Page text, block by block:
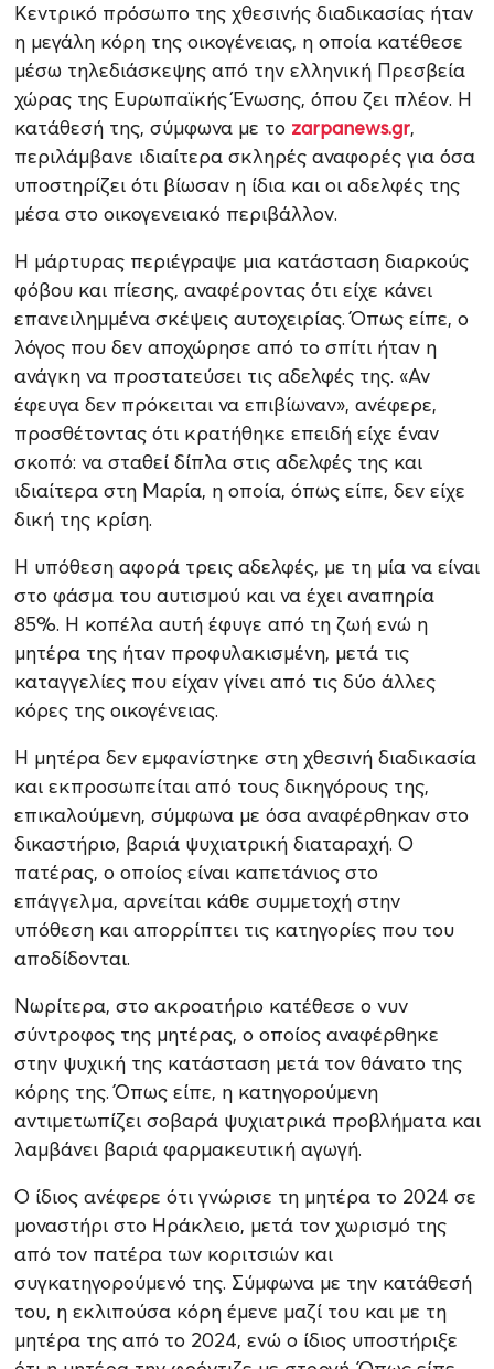
Κεντρικό πρόσωπο της χθεσινής διαδικασίας ήταν
η μεγάλη κόρη της οικογένειας, η οποία κατέθεσε
μέσω τηλεδιάσκεψης από την ελληνική Πρεσβεία
χώρας της Ευρωπαϊκής Ένωσης, όπου ζει πλέον. Η
κατάθεσή της, σύμφωνα με τοzarpanews.gr,
περιλάμβανε ιδιαίτερα σκληρές αναφορές για όσα
υποστηρίζει ότι βίωσαν η ίδια και οι αδελφές της
μέσα στο οικογενειακό περιβάλλον.
Η μάρτυρας περιέγραψε μια κατάσταση διαρκούς
φόβου και πίεσης, αναφέροντας ότι είχε κάνει
επανειλημμένα σκέψεις αυτοχειρίας. Όπως είπε, ο
λόγος που δεν αποχώρησε από το σπίτι ήταν η
ανάγκη να προστατεύσει τις αδελφές της. «Αν
έφευγα δεν πρόκειται να επιβίωναν», ανέφερε,
προσθέτοντας ότι κρατήθηκε επειδή είχε έναν
σκοπό: να σταθεί δίπλα στις αδελφές της και
ιδιαίτερα στη Μαρία, η οποία, όπως είπε, δεν είχε
δική της κρίση.
Η υπόθεση αφορά τρεις αδελφές, με τη μία να είναι
στο φάσμα του αυτισμού και να έχει αναπηρία
85%. Η κοπέλα αυτή έφυγε από τη ζωή ενώ η
μητέρα της ήταν προφυλακισμένη, μετά τις
καταγγελίες που είχαν γίνει από τις δύο άλλες
κόρες της οικογένειας.
Η μητέρα δεν εμφανίστηκε στη χθεσινή διαδικασία
και εκπροσωπείται από τους δικηγόρους της,
επικαλούμενη, σύμφωνα με όσα αναφέρθηκαν στο
δικαστήριο, βαριά ψυχιατρική διαταραχή. Ο
πατέρας, ο οποίος είναι καπετάνιος στο
επάγγελμα, αρνείται κάθε συμμετοχή στην
υπόθεση και απορρίπτει τις κατηγορίες που του
αποδίδονται.
Νωρίτερα, στο ακροατήριο κατέθεσε ο νυν
σύντροφος της μητέρας, ο οποίος αναφέρθηκε
στην ψυχική της κατάσταση μετά τον θάνατο της
κόρης της. Όπως είπε, η κατηγορούμενη
αντιμετωπίζει σοβαρά ψυχιατρικά προβλήματα και
λαμβάνει βαριά φαρμακευτική αγωγή.
Ο ίδιος ανέφερε ότι γνώρισε τη μητέρα το 2024 σε
μοναστήρι στο Ηράκλειο, μετά τον χωρισμό της
από τον πατέρα των κοριτσιών και
συγκατηγορούμενό της. Σύμφωνα με την κατάθεσή
του, η εκλιπούσα κόρη έμενε μαζί του και με τη
μητέρα της από το 2024, ενώ ο ίδιος υποστήριξε